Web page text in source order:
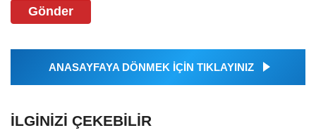
Gönder
ANASAYFAYA DÖNMEK İÇİN TIKLAYINIZ
İLGINIZI ÇEKEBILIR